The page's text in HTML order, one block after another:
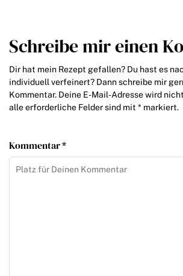
Schreibe mir einen
Dir hat mein Rezept gefallen? Du hast es
individuell verfeinert? Dann schreibe mir
Kommentar. Deine E-Mail-Adresse wird
alle erforderliche Felder sind mit * markiert.
Kommentar *